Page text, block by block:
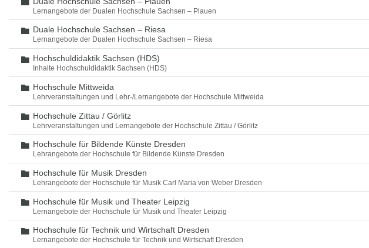
Lernangebote der Dualen Hochschule Sachsen – Plauen
Ordner
Duale Hochschule Sachsen – Riesa
Lernangebote der Dualen Hochschule Sachsen – Riesa
Ordner
Hochschuldidaktik Sachsen (HDS)
Inhalte Hochschuldidaktik Sachsen (HDS)
Ordner
Hochschule Mittweida
Lehrveranstaltungen und Lehr-/Lernangebote der Hochschule Mittweida
Ordner
Hochschule Zittau / Görlitz
Lehrveranstaltungen und Lernangebote der Hochschule Zittau / Görlitz
Ordner
Hochschule für Bildende Künste Dresden
Lehrangebote der Hochschule für Bildende Künste Dresden
Ordner
Hochschule für Musik Dresden
Lehrangebote der Hochschule für Musik Carl Maria von Weber Dresden
Ordner
Hochschule für Musik und Theater Leipzig
Lernangebote der Hochschule für Musik und Theater Leipzig
Ordner
Hochschule für Technik und Wirtschaft Dresden
Lernangebote der Hochschule für Technik und Wirtschaft Dresden